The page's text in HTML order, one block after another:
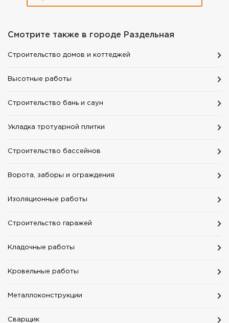
Смотрите также в городе Раздельная
Строительство домов и коттеджей
Высотные работы
Строительство бань и саун
Укладка тротуарной плитки
Строительство бассейнов
Ворота, заборы и ограждения
Изоляционные работы
Строительство гаражей
Кладочные работы
Кровельные работы
Mеталлоконструкции
Сварщик